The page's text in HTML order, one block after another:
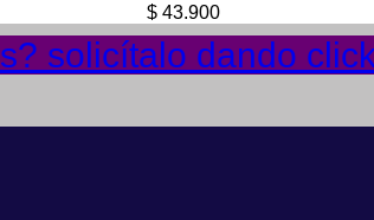
$ 43.900
solicítalo dando